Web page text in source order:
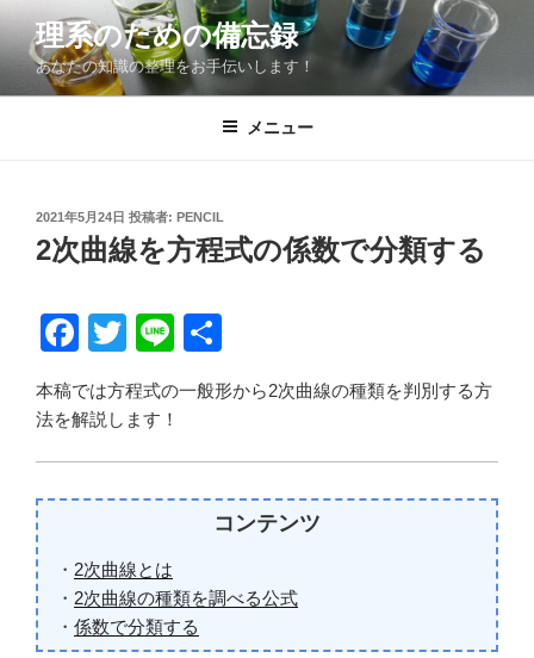
ン
ン
理系のための備忘録
あなたの知識の整理をお手伝いします！
メニュー
投
稿
日:
2021年5月24日 投稿者: PENCIL
2次曲線を方程式の係数で分類する
F
c
o
k
T
wi
tt
Li
e
有
本稿では方程式の一般形から2次曲線の種類を判別する方
法を解説します！
コンテンツ
・ 2次曲線とは
・ 2次曲線の種類を調べる公式
・ 係数で分類する